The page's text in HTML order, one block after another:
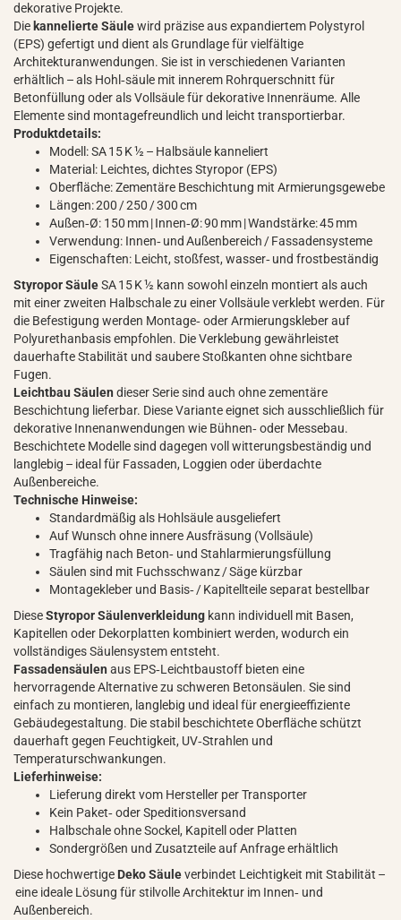
dekorative Projekte.
Die kannelierte Säulewird präzise aus expandiertem Polystyrol
(EPS) gefertigt und dient als Grundlage für vielfältige
Architekturanwendungen. Sie ist in verschiedenen Varianten
erhältlich – als Hohl‑säule mit innerem Rohrquerschnitt für
Betonfüllung oder als Vollsäule für dekorative Innenräume. Alle
Elemente sind montagefreundlich und leicht transportierbar.
Produktdetails:
Modell: SA 15 K ½ – Halbsäule kanneliert
Material: Leichtes, dichtes Styropor (EPS)
Oberfläche: Zementäre Beschichtung mit Armierungsgewebe
Längen: 200 / 250 / 300 cm
Außen‑Ø: 150 mm | Innen‑Ø: 90 mm | Wandstärke: 45 mm
Verwendung: Innen‑ und Außenbereich / Fassadensysteme
Eigenschaften: Leicht, stoßfest, wasser‑ und frostbeständig
Styropor SäuleSA 15 K ½ kann sowohl einzeln montiert als auch
mit einer zweiten Halbschale zu einer Vollsäule verklebt werden. Für
die Befestigung werden Montage‑ oder Armierungskleber auf
Polyurethanbasis empfohlen. Die Verklebung gewährleistet
dauerhafte Stabilität und saubere Stoßkanten ohne sichtbare
Fugen.
Leichtbau Säulen dieser Serie sind auch ohne zementäre
Beschichtung lieferbar. Diese Variante eignet sich ausschließlich für
dekorative Innenanwendungen wie Bühnen‑ oder Messebau.
Beschichtete Modelle sind dagegen voll witterungsbeständig und
langlebig – ideal für Fassaden, Loggien oder überdachte
Außenbereiche.
Technische Hinweise:
Standardmäßig als Hohlsäule ausgeliefert
Auf Wunsch ohne innere Ausfräsung (Vollsäule)
Tragfähig nach Beton‑ und Stahlarmierungsfüllung
Säulen sind mit Fuchsschwanz / Säge kürzbar
Montagekleber und Basis‑ / Kapitellteile separat bestellbar
DieseStyropor Säulenverkleidung kann individuell mit Basen,
Kapitellen oder Dekorplatten kombiniert werden, wodurch ein
vollständiges Säulensystem entsteht.
Fassadensäulen aus EPS‑Leichtbaustoff bieten eine
hervorragende Alternative zu schweren Betonsäulen. Sie sind
einfach zu montieren, langlebig und ideal für energieeffiziente
Gebäudegestaltung. Die stabil beschichtete Oberfläche schützt
dauerhaft gegen Feuchtigkeit, UV‑Strahlen und
Temperaturschwankungen.
Lieferhinweise:
Lieferung direkt vom Hersteller per Transporter
Kein Paket‑ oder Speditionsversand
Halbschale ohne Sockel, Kapitell oder Platten
Sondergrößen und Zusatzteile auf Anfrage erhältlich
Diese hochwertige Deko Säuleverbindet Leichtigkeit mit Stabilität –
eine ideale Lösung für stilvolle Architektur im Innen‑ und
Außenbereich.